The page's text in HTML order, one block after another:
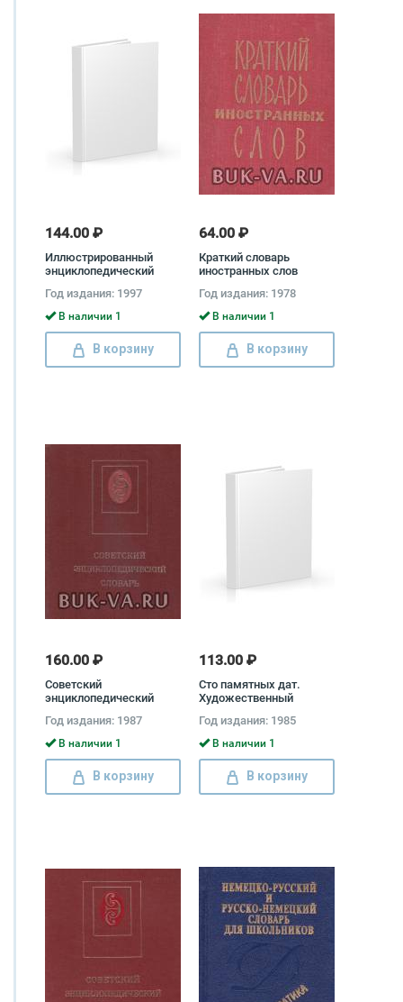
144.00 ₽
Иллюстрированный
энциклопедический
Год издания: 1997
В наличии 1
В корзину
64.00 ₽
Краткий словарь
иностранных слов
Год издания: 1978
В наличии 1
В корзину
160.00 ₽
Советский
энциклопедический
Год издания: 1987
В наличии 1
В корзину
113.00 ₽
Сто памятных дат.
Художественный
Год издания: 1985
В наличии 1
В корзину